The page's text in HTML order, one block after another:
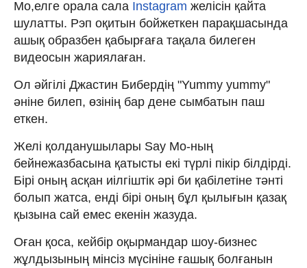
Mo,елге орала сала Instagram желісін қайта
шулатты. Рэп оқитын бойжеткен парақшасында
ашық образбен қабырғаға тақала билеген
видеосын жариялаған.
Ол әйгілі Джастин Бибердің "Yummy yummy"
әніне билеп, өзінің бар дене сымбатын паш
еткен.
Желі қолданушылары Say Mo-ның
бейнежазбасына қатысты екі түрлі пікір білдірді.
Бірі оның асқан иілгіштік әрі би қабілетіне тәнті
болып жатса, енді бірі оның бұл қылығын қазақ
қызына сай емес екенін жазуда.
Оған қоса, кейбір оқырмандар шоу-бизнес
жұлдызының мінсіз мүсініне ғашық болғанын